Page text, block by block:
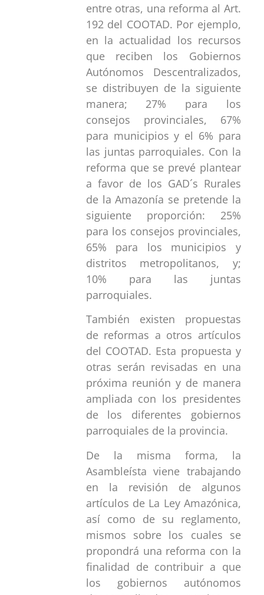
entre otras, una reforma al Art.
192 del COOTAD. Por ejemplo,
en la actualidad los recursos
que reciben los Gobiernos
Autónomos Descentralizados,
se distribuyen de la siguiente
manera; 27% para los
consejos provinciales, 67%
para municipios y el 6% para
las juntas parroquiales. Con la
reforma que se prevé plantear
a favor de los GAD´s Rurales
de la Amazonía se pretende la
siguiente proporción: 25%
para los consejos provinciales,
65% para los municipios y
distritos metropolitanos, y;
10% para las juntas
parroquiales.
También existen propuestas
de reformas a otros artículos
del COOTAD. Esta propuesta y
otras serán revisadas en una
próxima reunión y de manera
ampliada con los presidentes
de los diferentes gobiernos
parroquiales de la provincia.
De la misma forma, la
Asambleísta viene trabajando
en la revisión de algunos
artículos de La Ley Amazónica,
así como de su reglamento,
mismos sobre los cuales se
propondrá una reforma con la
finalidad de contribuir a que
los gobiernos autónomos